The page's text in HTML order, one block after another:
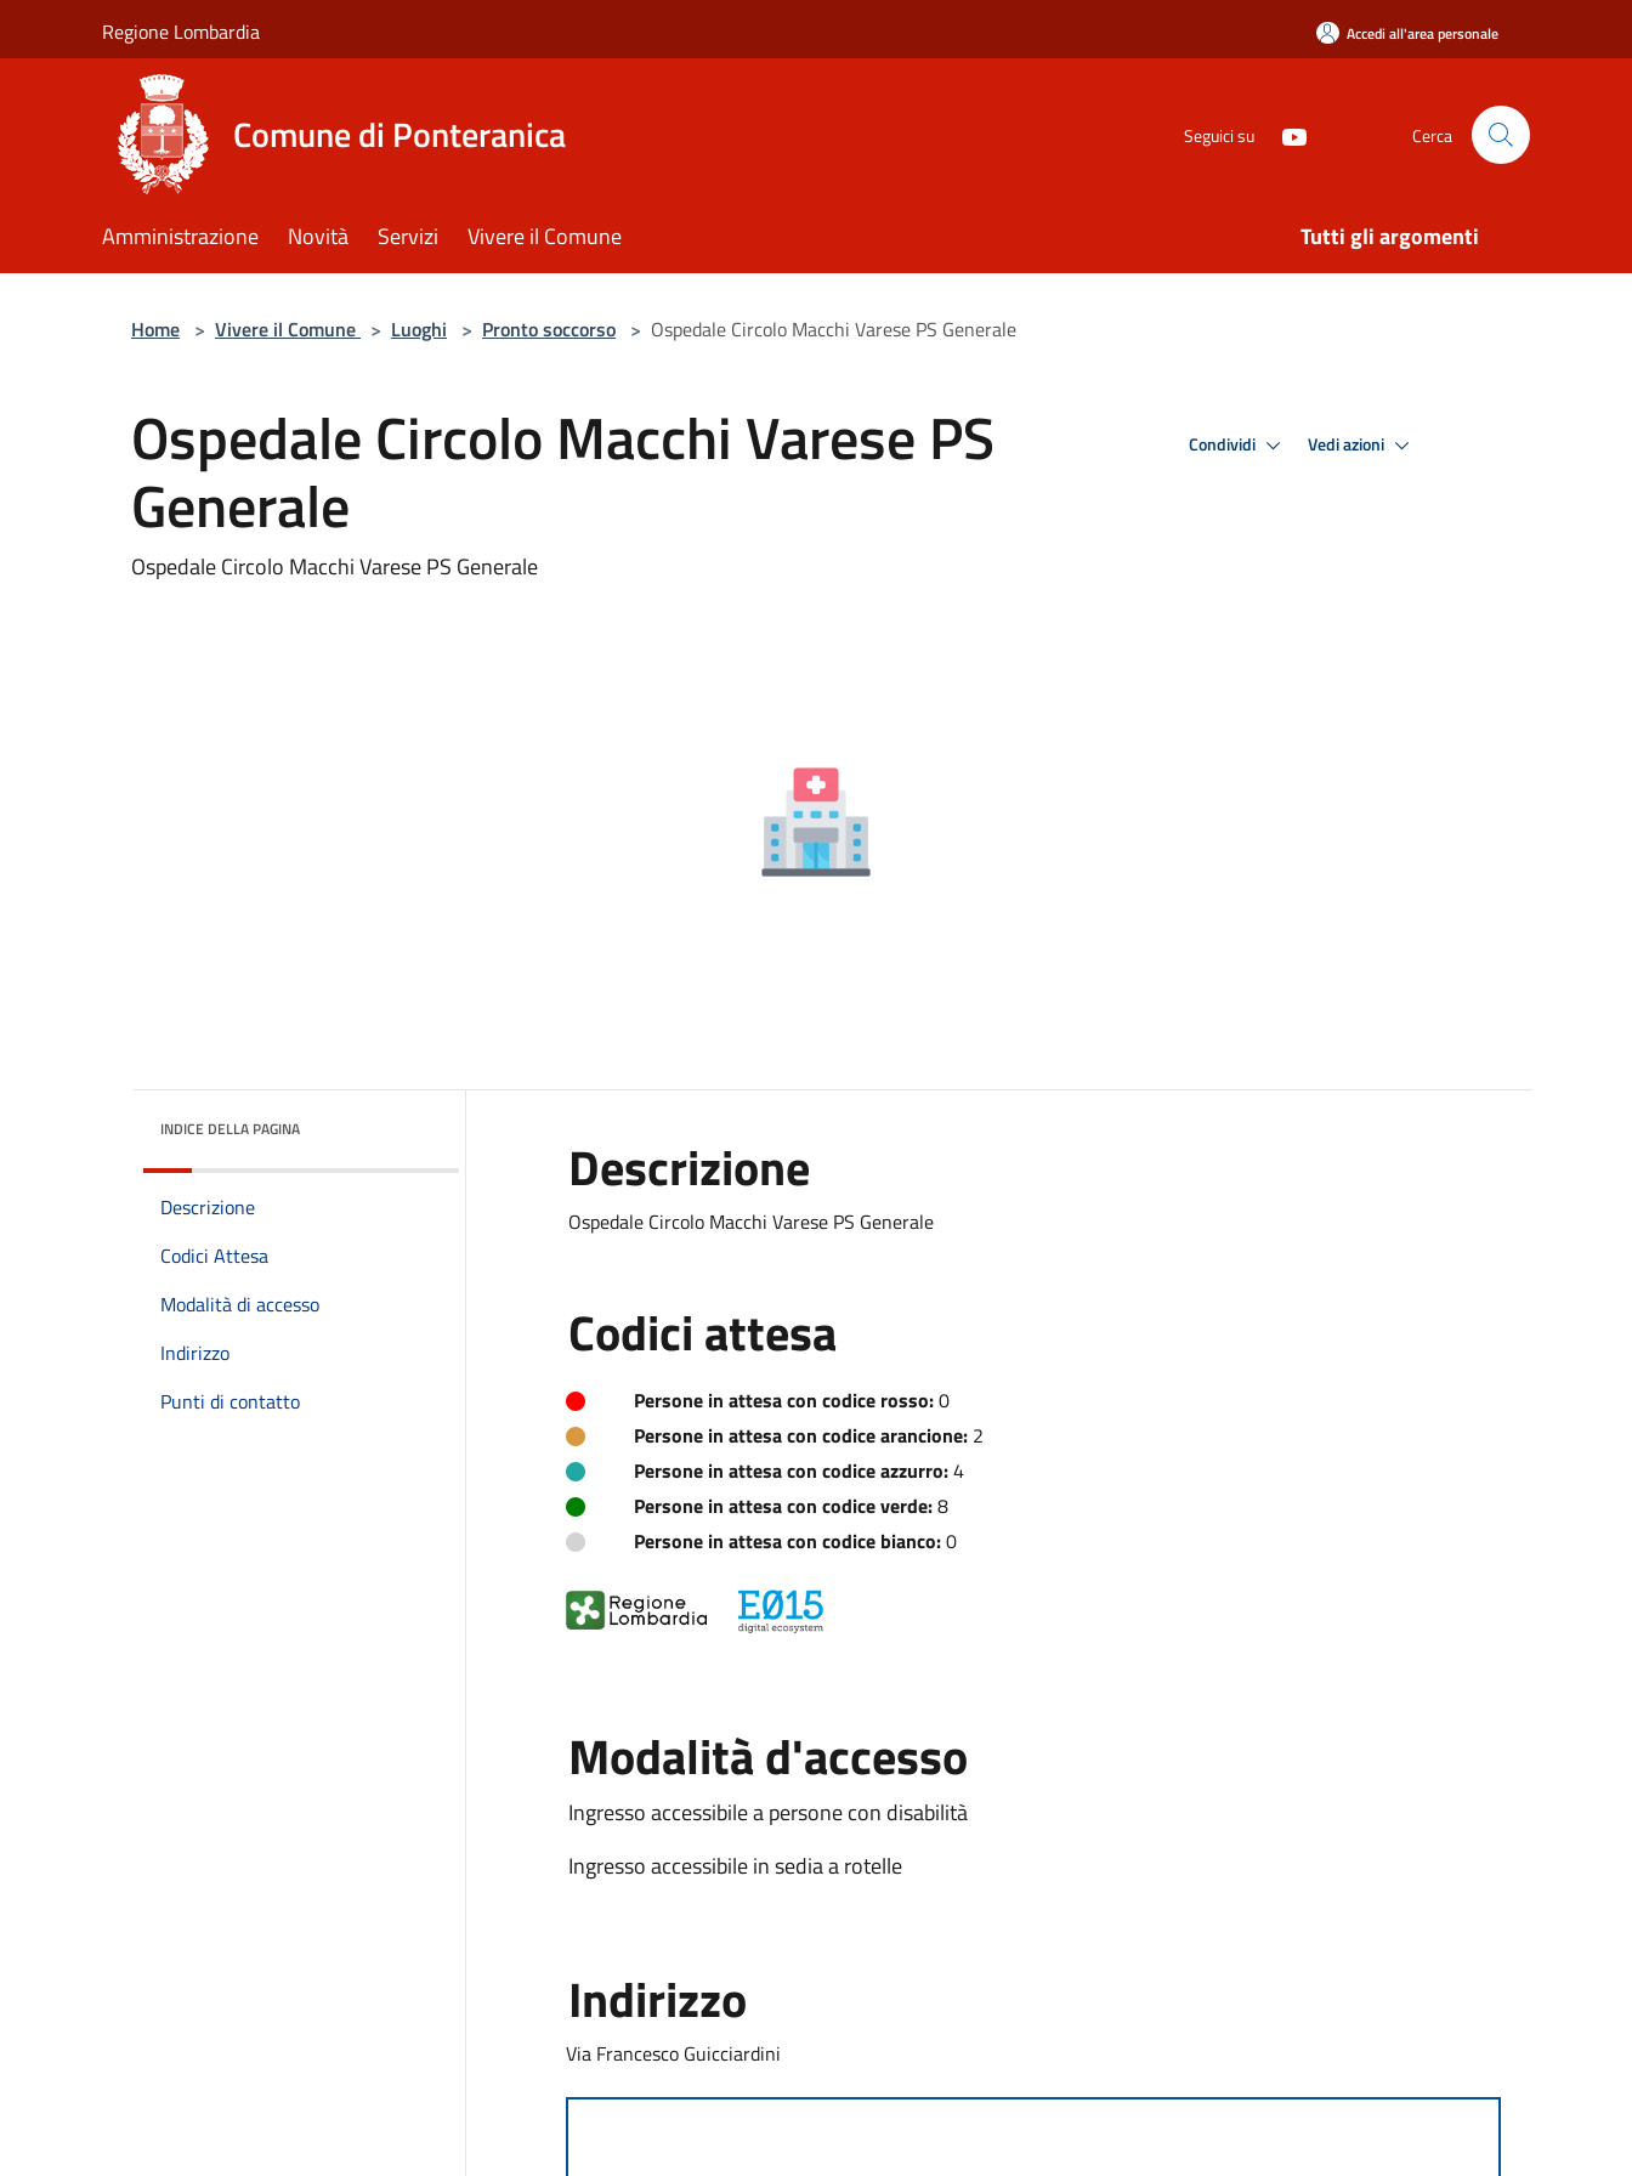
Regione Lombardia Accedi all'area personale
Comune di Ponteranica Seguici su Cerca
Amministrazione Novità Servizi Vivere il Comune Tutti gli argomenti
Home > Vivere il Comune > Luoghi > Pronto soccorso > Ospedale Circolo Macchi Varese PS Generale
Ospedale Circolo Macchi Varese PS
Generale
Ospedale Circolo Macchi Varese PS Generale
Condividi Vedi azioni
INDICE DELLA PAGINA
Descrizione
Codici Attesa
Modalità di accesso
Indirizzo
Punti di contatto
Descrizione
Ospedale Circolo Macchi Varese PS Generale
Codici attesa
Persone in attesa con codice rosso:0
Persone in attesa con codice arancione:2
Persone in attesa con codice azzurro:4
Persone in attesa con codice verde:8
Persone in attesa con codice bianco:0
Modalità d'accesso
Ingresso accessibile a persone con disabilità
Ingresso accessibile in sedia a rotelle
Indirizzo
Via Francesco Guicciardini